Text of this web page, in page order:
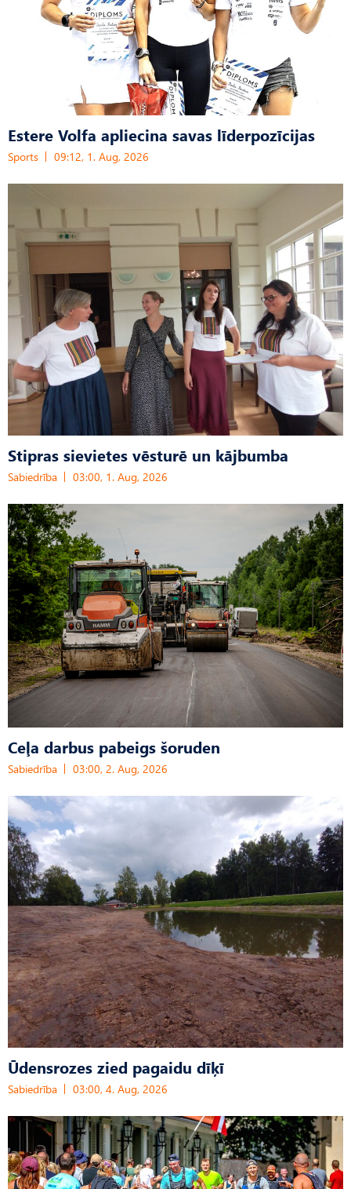
Estere Volfa apliecina savas līderpozīcijas
Sports 09:12, 1. Aug, 2026
Stipras sievietes vēsturē un kājbumba
Sabiedrība 03:00, 1. Aug, 2026
Ceļa darbus pabeigs šoruden
Sabiedrība 03:00, 2. Aug, 2026
Ūdensrozes zied pagaidu dīķī
Sabiedrība 03:00, 4. Aug, 2026